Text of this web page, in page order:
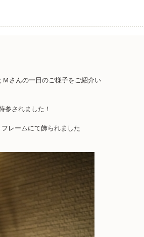
さんの一日のご様子をご紹介い
参されました！
レームにて飾られました